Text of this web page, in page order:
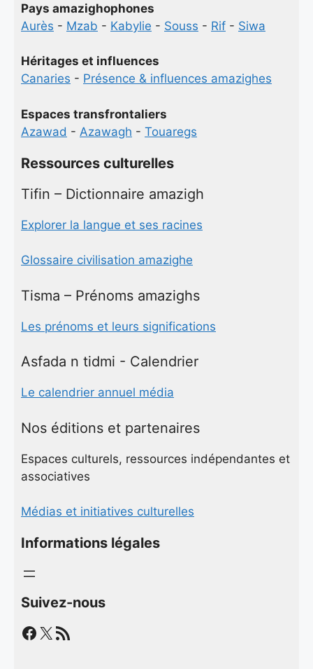
Pays amazighophones
Aurès - Mzab - Kabylie - Souss - Rif - Siwa
Héritages et influences
Canaries - Présence & influences amazighes
Espaces transfrontaliers
Azawad - Azawagh - Touaregs
Ressources culturelles
Tifin – Dictionnaire amazigh
Explorer la langue et ses racines
Glossaire civilisation amazighe
Tisma – Prénoms amazighs
Les prénoms et leurs significations
Asfada n tidmi - Calendrier
Le calendrier annuel média
Nos éditions et partenaires
Espaces culturels, ressources indépendantes et
associatives
Médias et initiatives culturelles
Informations légales
Suivez-nous
Facebook
X Flux RSS